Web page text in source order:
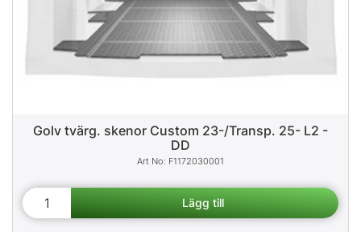
Golv tvärg. skenor Custom 23-/Transp. 25- L2 -
DD
F1172030001